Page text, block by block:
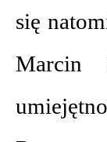
się
Marcin